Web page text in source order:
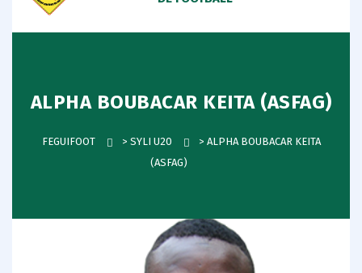
ALPHA BOUBACAR KEITA (ASFAG)
FEGUIFOOT > SYLI U20 > ALPHA BOUBACAR KEITA
(ASFAG)